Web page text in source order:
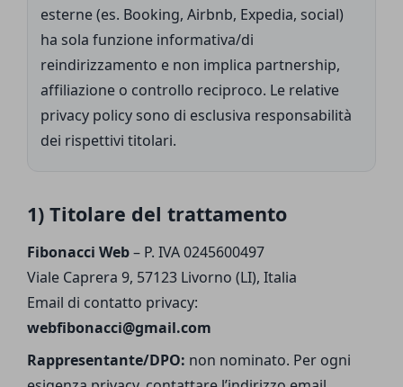
esterne (es. Booking, Airbnb, Expedia, social)
ha sola funzione informativa/di
reindirizzamento e non implica partnership,
affiliazione o controllo reciproco. Le relative
privacy policy sono di esclusiva responsabilità
dei rispettivi titolari.
1) Titolare del trattamento
Fibonacci Web– P. IVA 0245600497
Viale Caprera 9, 57123 Livorno (LI), Italia
Email di contatto privacy:
webfibonacci@gmail.com
Rappresentante/DPO: non nominato. Per ogni